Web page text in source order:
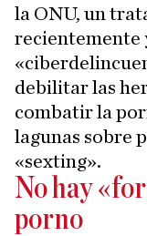
la ONU, un
recientemente
debilitar las
combatir la
lagunas sobre
«sexting».
No hay
porno